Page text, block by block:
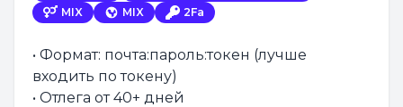
MIX
MIX 2Fa
• Формат: почта:пароль:токен (лучше
входить по токену)
• Отлега от 40+ дней